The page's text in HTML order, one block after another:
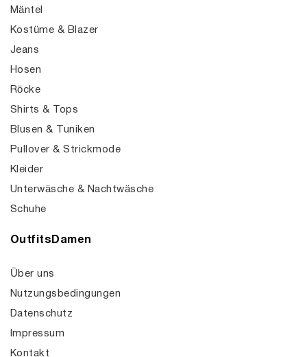
Mäntel
Kostüme & Blazer
Jeans
Hosen
Röcke
Shirts & Tops
Blusen & Tuniken
Pullover & Strickmode
Kleider
Unterwäsche & Nachtwäsche
Schuhe
OutfitsDamen
Über uns
Nutzungsbedingungen
Datenschutz
Impressum
Kontakt